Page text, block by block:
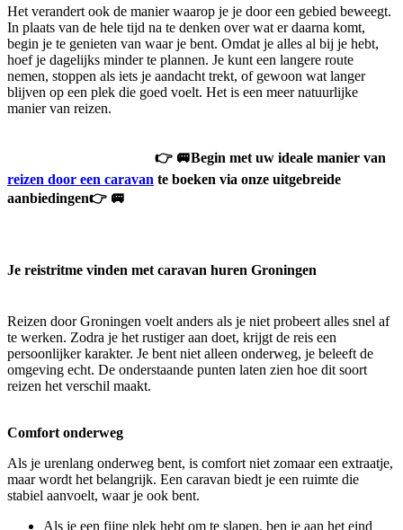
Het verandert ook de manier waarop je je door een gebied beweegt.
In plaats van de hele tijd na te denken over wat er daarna komt,
begin je te genieten van waar je bent. Omdat je alles al bij je hebt,
hoef je dagelijks minder te plannen. Je kunt een langere route
nemen, stoppen als iets je aandacht trekt, of gewoon wat langer
blijven op een plek die goed voelt. Het is een meer natuurlijke
manier van reizen.
👉 🚐Begin met uw ideale manier van
reizen door een caravan te boeken via onze uitgebreide
aanbiedingen👉 🚐
Je reistritme vinden met caravan huren Groningen
Reizen door Groningen voelt anders als je niet probeert alles snel af
te werken. Zodra je het rustiger aan doet, krijgt de reis een
persoonlijker karakter. Je bent niet alleen onderweg, je beleeft de
omgeving echt. De onderstaande punten laten zien hoe dit soort
reizen het verschil maakt.
Comfort onderweg
Als je urenlang onderweg bent, is comfort niet zomaar een extraatje,
maar wordt het belangrijk. Een caravan biedt je een ruimte die
stabiel aanvoelt, waar je ook bent.
Als je een fijne plek hebt om te slapen, ben je aan het eind